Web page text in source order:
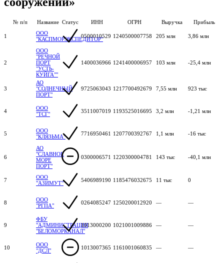
№ п/п Название Статус ИНН ОГРН Выручка Прибыль
1
ООО
"КАСПМОРЭКСПЕДИТОР"
0500010529 1240500007758 205 млн 3,86 млн
2
ООО
"РЕЧНОЙ
ПОРТ
"УСТЬ-
КУЙГА""
1400036966 1241400006957 103 млн -25,4 млн
3
АО
"СОЛНЕЧНЫЙ
ПОРТ"
9725063043 1217700492679 7,55 млн 923 тыс
4
ООО
"ТСГ"
3511007019 1193525016695 3,2 млн -1,21 млн
5
ООО
"КЛЯЗЬМА"
7716950461 1207700392767 1,1 млн -16 тыс
6
АО
"СЛАВНОЕ
МОРЕ
ПОРТ"
0300006571 1220300004781 143 тыс -40,1 млн
7
ООО
"АЗИМУТ"
5406989190 1185476032675 11 тыс 0
8
ООО
"РГПА"
0264085247 1250200012920 — —
9
ФБУ
"АДМИНИСТРАЦИЯ
"БЕЛОМОРКАНАЛ"
1013000200 1021001009886 — —
10
ООО
"ДСЛ"
1013007365 1161001060835 — —